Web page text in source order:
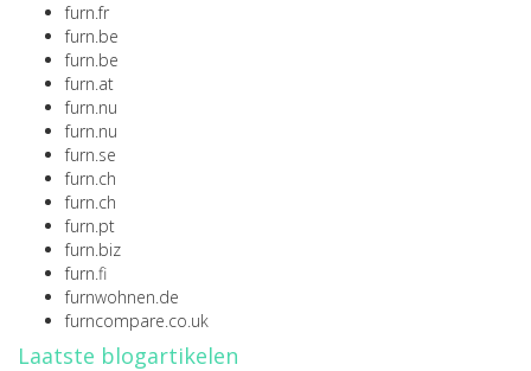
furn.fr
furn.be
furn.be
furn.at
furn.nu
furn.nu
furn.se
furn.ch
furn.ch
furn.pt
furn.biz
furn.fi
furnwohnen.de
furncompare.co.uk
Laatste blogartikelen